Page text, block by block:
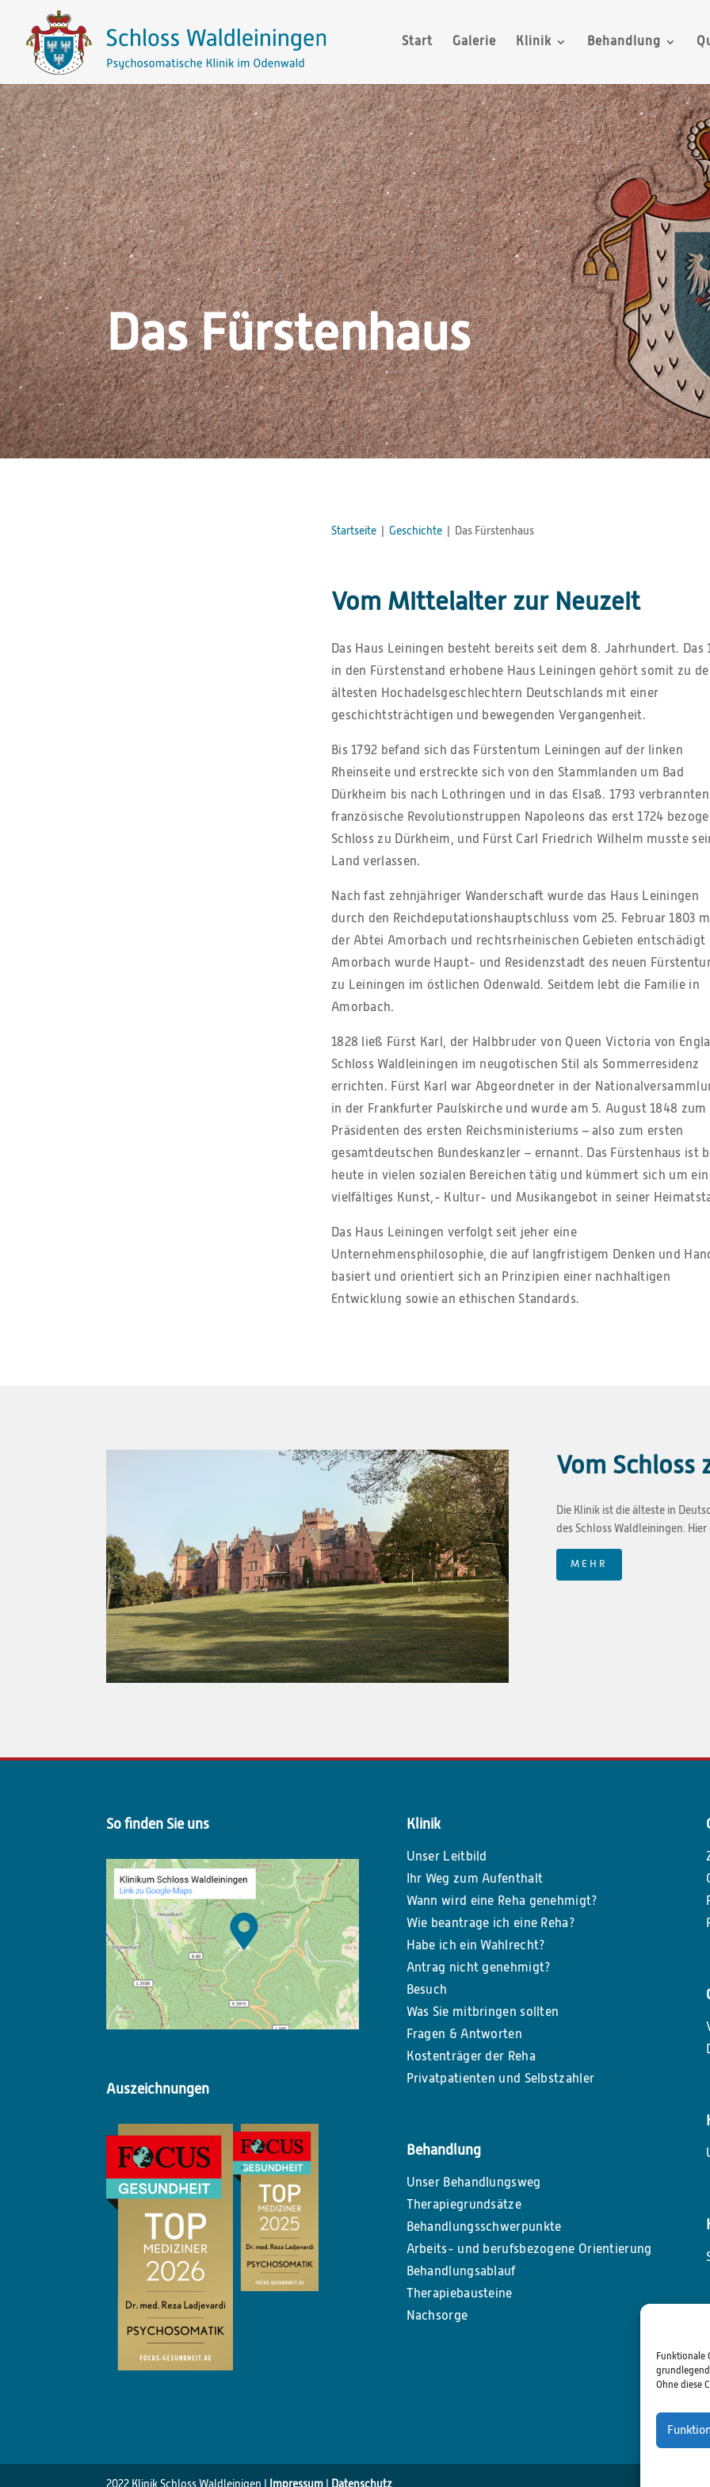
Funktionale
Ohne diese
Start Galerie Klinik Behandlung
Das Fürstenhaus
Startseite| Geschichte| Das Fürstenhaus
Vom Mittelalter zur Neuzeit
Das Haus Leiningen besteht bereits seit dem 8. Jahrhundert. Das
in den Fürstenstand erhobene Haus Leiningen gehört somit zu
ältesten Hochadelsgeschlechtern Deutschlands mit einer
geschichtsträchtigen und bewegenden Vergangenheit.
Bis 1792 befand sich das Fürstentum Leiningen auf der linken
Rheinseite und erstreckte sich von den Stammlanden um Bad
Dürkheim bis nach Lothringen und in das Elsaß. 1793 verbrannten
französische Revolutionstruppen Napoleons das erst 1724
Schloss zu Dürkheim, und Fürst Carl Friedrich Wilhelm musste
Land verlassen.
Nach fast zehnjähriger Wanderschaft wurde das Haus Leiningen
durch den Reichdeputationshauptschluss vom 25. Februar 1803
der Abtei Amorbach und rechtsrheinischen Gebieten entschädigt
Amorbach wurde Haupt- und Residenzstadt des neuen
zu Leiningen im östlichen Odenwald. Seitdem lebt die Familie in
Amorbach.
1828 ließ Fürst Karl, der Halbbruder von Queen Victoria von
Schloss Waldleiningen im neugotischen Stil als Sommerresidenz
errichten. Fürst Karl war Abgeordneter in der
in der Frankfurter Paulskirche und wurde am 5. August 1848 zum
Präsidenten des ersten Reichsministeriums – also zum ersten
gesamtdeutschen Bundeskanzler – ernannt. Das Fürstenhaus ist
heute in vielen sozialen Bereichen tätig und kümmert sich um ein
vielfältiges Kunst,- Kultur- und Musikangebot in seiner
Das Haus Leiningen verfolgt seit jeher eine
Unternehmensphilosophie, die auf langfristigem Denken und
basiert und orientiert sich an Prinzipien einer nachhaltigen
Entwicklung sowie an ethischen Standards.
Vom Schloss
Die Klinik ist die älteste in
des Schloss Waldleiningen.
MEHR
So finden Sie uns
Auszeichnungen
Klinik
Unser Leitbild
Ihr Weg zum Aufenthalt
Wann wird eine Reha genehmigt?
Wie beantrage ich eine Reha?
Habe ich ein Wahlrecht?
Antrag nicht genehmigt?
Besuch
Was Sie mitbringen sollten
Fragen & Antworten
Kostenträger der Reha
Privatpatienten und Selbstzahler
Behandlung
Unser Behandlungsweg
Therapiegrundsätze
Behandlungsschwerpunkte
Arbeits- und berufsbezogene Orientierung
Behandlungsablauf
Therapiebausteine
Nachsorge